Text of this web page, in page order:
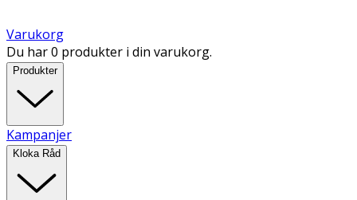
Varukorg
Du har 0 produkter i din varukorg.
Produkter
Kampanjer
Kloka Råd